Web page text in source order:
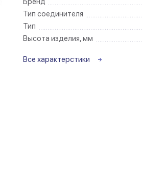
Тип соединителя
Тип
Высота изделия, мм
Все характерстики